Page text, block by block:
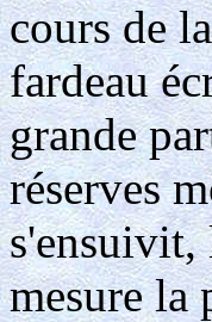
cours de
fardeau
grande
réserves
s'ensuivit,
mesure la